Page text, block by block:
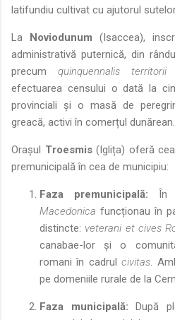
latifundiu cultivat cu ajutorul
La Noviodunum (Isaccea),
administrativă puternică, din
precum quinquennalis territorii
efectuarea censului o dată la
provinciali și o masă de
greacă, activi în comerțul dunărean.
Orașul Troesmis(Iglița) oferă
premunicipală în cea de municipiu:
Faza premunicipală: În
Macedonica funcționau în
distincte: veterani et cives
canabae-lor și o
romani în cadrulcivitas.
pe domeniile rurale de la
Faza municipală: După